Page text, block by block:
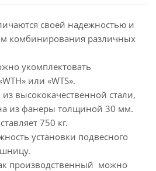
своей надежностью и
комбинирования различных
укомплектовать
или «WTS».
высококачественной стали,
из фанеры толщиной 30 мм.
750 кг.
установки подвесного
производственный можно